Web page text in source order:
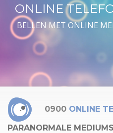
ONLINE
BELLEN MET ONLINE
0900 ONLINE
PARANORMALE MEDIUMS